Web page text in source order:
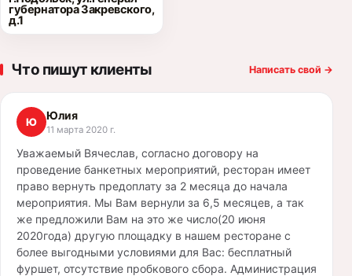
губернатора Закревского,
д.1
Что пишут клиенты Написать свой →
Ю Юлия
11 марта 2020 г.
Уважаемый Вячеслав, согласно договору на
проведение банкетных мероприятий, ресторан имеет
право вернуть предоплату за 2 месяца до начала
мероприятия. Мы Вам вернули за 6,5 месяцев, а так
же предложили Вам на это же число(20 июня
2020года) другую площадку в нашем ресторане с
более выгодными условиями для Вас: бесплатный
фуршет, отсутствие пробкового сбора. Администрация